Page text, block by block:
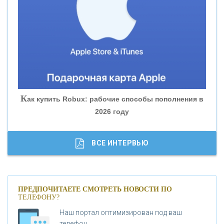
«БАНК ГЛОБЭКС»
«СОВКОМБАНК»
«ГАЗПРОМБАНК»
«МОСКОВСКИЙ КРЕДИТНЫЙ БАНК»
Как купить Robux: рабочие способы пополнения в
2026 году
ВСЕ ИНТЕРВЬЮ
ПРЕДПОЧИТАЕТЕ СМОТРЕТЬ НОВОСТИ ПО
ТЕЛЕФОНУ?
Наш портал оптимизирован под ваш